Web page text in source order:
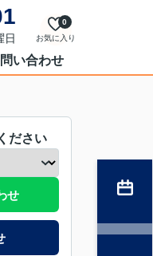
日 お気に入り
0
い合わせ
ださい
せ